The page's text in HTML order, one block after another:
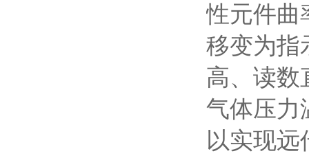
性元件曲
移变为指
高、读数
气体压力
以实现